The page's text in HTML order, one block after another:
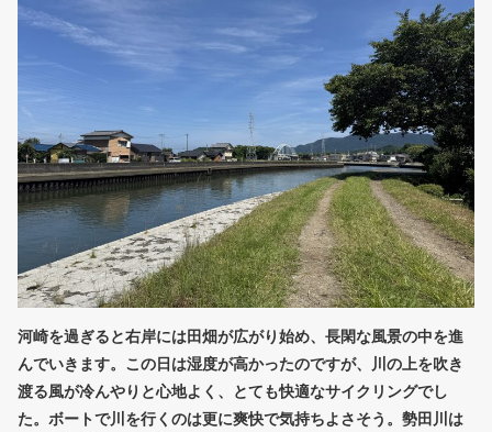
河崎を過ぎると右岸には田畑が広がり始め、長閑な風景の中を進
んでいきます。この日は湿度が高かったのですが、川の上を吹き
渡る風が冷んやりと心地よく、とても快適なサイクリングでし
た。ボートで川を行くのは更に爽快で気持ちよさそう。勢田川は